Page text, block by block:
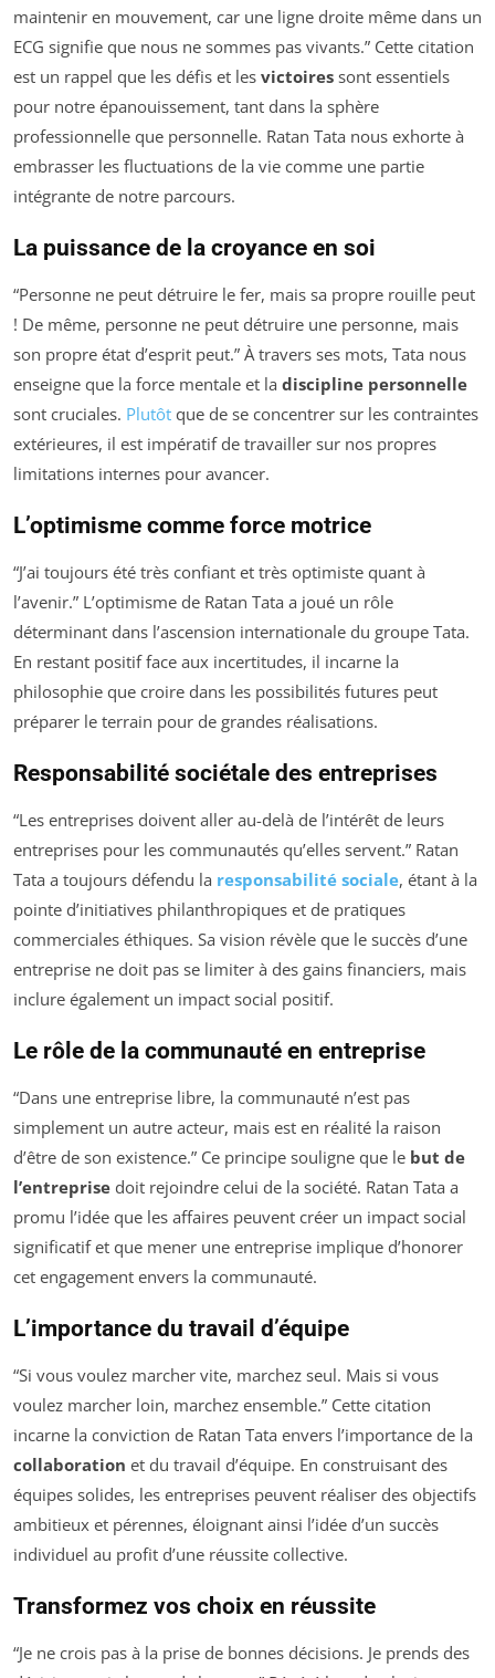
maintenir en mouvement, car une ligne droite même dans un
ECG signifie que nous ne sommes pas vivants.” Cette citation
est un rappel que les défis et les victoires sont essentiels
pour notre épanouissement, tant dans la sphère
professionnelle que personnelle. Ratan Tata nous exhorte à
embrasser les fluctuations de la vie comme une partie
intégrante de notre parcours.
La puissance de la croyance en soi
“Personne ne peut détruire le fer, mais sa propre rouille peut
! De même, personne ne peut détruire une personne, mais
son propre état d’esprit peut.” À travers ses mots, Tata nous
enseigne que la force mentale et la discipline personnelle
sont cruciales. Plutôt que de se concentrer sur les contraintes
extérieures, il est impératif de travailler sur nos propres
limitations internes pour avancer.
L’optimisme comme force motrice
“J’ai toujours été très confiant et très optimiste quant à
l’avenir.” L’optimisme de Ratan Tata a joué un rôle
déterminant dans l’ascension internationale du groupe Tata.
En restant positif face aux incertitudes, il incarne la
philosophie que croire dans les possibilités futures peut
préparer le terrain pour de grandes réalisations.
Responsabilité sociétale des entreprises
“Les entreprises doivent aller au-delà de l’intérêt de leurs
entreprises pour les communautés qu’elles servent.” Ratan
Tata a toujours défendu la responsabilité sociale, étant à la
pointe d’initiatives philanthropiques et de pratiques
commerciales éthiques. Sa vision révèle que le succès d’une
entreprise ne doit pas se limiter à des gains financiers, mais
inclure également un impact social positif.
Le rôle de la communauté en entreprise
“Dans une entreprise libre, la communauté n’est pas
simplement un autre acteur, mais est en réalité la raison
d’être de son existence.” Ce principe souligne que le but de
l’entreprise doit rejoindre celui de la société. Ratan Tata a
promu l’idée que les affaires peuvent créer un impact social
significatif et que mener une entreprise implique d’honorer
cet engagement envers la communauté.
L’importance du travail d’équipe
“Si vous voulez marcher vite, marchez seul. Mais si vous
voulez marcher loin, marchez ensemble.” Cette citation
incarne la conviction de Ratan Tata envers l’importance de la
collaboration et du travail d’équipe. En construisant des
équipes solides, les entreprises peuvent réaliser des objectifs
ambitieux et pérennes, éloignant ainsi l’idée d’un succès
individuel au profit d’une réussite collective.
Transformez vos choix en réussite
“Je ne crois pas à la prise de bonnes décisions. Je prends des